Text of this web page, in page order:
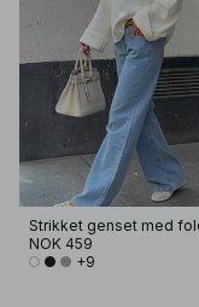
NOK 459
+9